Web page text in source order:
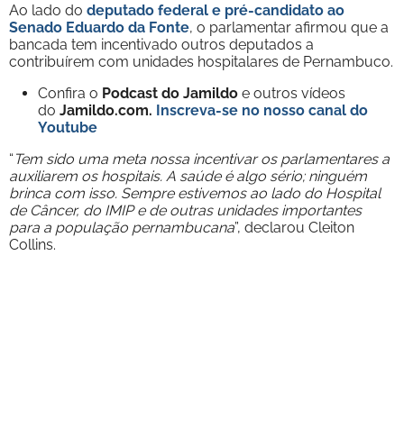
Ao lado do deputado federal e pré-candidato ao
Senado Eduardo da Fonte, o parlamentar afirmou que a
bancada tem incentivado outros deputados a
contribuírem com unidades hospitalares de Pernambuco.
Confira o Podcast do Jamildo e outros vídeos
do Jamildo.com. Inscreva-se no nosso canal do
Youtube
“ Tem sido uma meta nossa incentivar os parlamentares a
auxiliarem os hospitais. A saúde é algo sério; ninguém
brinca com isso. Sempre estivemos ao lado do Hospital
de Câncer, do IMIP e de outras unidades importantes
para a população pernambucana”, declarou Cleiton
Collins.